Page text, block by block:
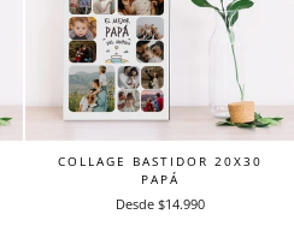
COLLAGE BASTIDOR 20X30
PAPÁ
Desde $14.990